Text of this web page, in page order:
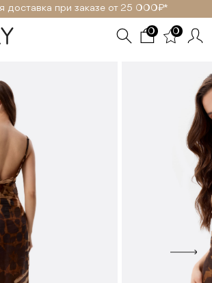
доставка при заказе от 25 000₽ *
0 0